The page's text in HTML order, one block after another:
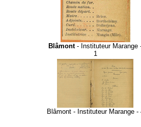
Blâmont- Instituteur Marange
1
Blâmont - Instituteur Marange -